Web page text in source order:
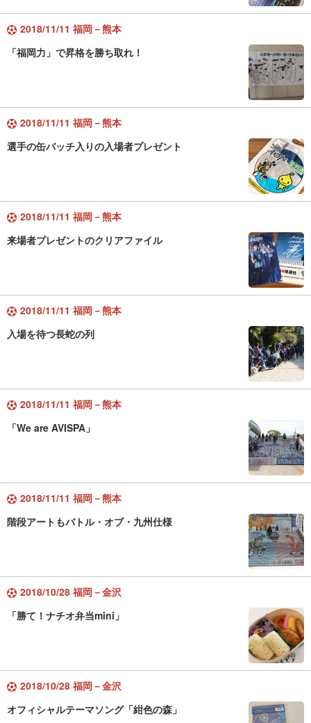
2018/11/11 福岡－熊本
「福岡力」で昇格を勝ち取れ！
2018/11/11 福岡－熊本
選手の缶バッチ入りの入場者プレゼント
2018/11/11 福岡－熊本
来場者プレゼントのクリアファイル
2018/11/11 福岡－熊本
入場を待つ長蛇の列
2018/11/11 福岡－熊本
「We are AVISPA」
2018/11/11 福岡－熊本
階段アートもバトル・オブ・九州仕様
2018/10/28 福岡－金沢
「勝て！ナチオ弁当mini」
2018/10/28 福岡－金沢
オフィシャルテーマソング「紺色の森」